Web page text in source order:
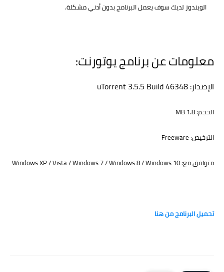
الويندوز لديك سوف يعمل البرنامج بدون أدني مشكلة.
معلومات عن برنامج يوتورنت:
الإصدار: uTorrent 3.5.5 Build 46348
الحجم: 1.8 MB
الترخيص: Freeware
متوافق مع: Windows XP / Vista / Windows 7 / Windows 8 / Windows 10
تحميل البرنامج من هنا